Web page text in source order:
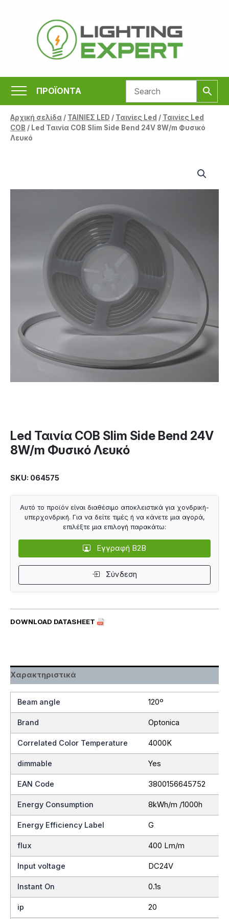
περιεχόμενο
ΠΡΟΪΟΝΤΑ
Αρχική σελίδα/ ΤΑΙΝΙΕΣ LED / Ταινίες Led / Ταινίες Led
COB / Led Ταινία COB Slim Side Bend 24V 8W/m Φυσικό
Λευκό
Led Ταινία COB Slim Side Bend 24V
8W/m Φυσικό Λευκό
SKU: 064575
DOWNLOAD DATASHEET
Αυτό το προϊόν είναι διαθέσιμο αποκλειστικά για χονδρική-
υπερχονδρική. Για να δείτε τιμές ή να κάνετε μια αγορά,
επιλέξτε μια επιλογή παρακάτω:
Εγγραφή B2B
Σύνδεση
Χαρακτηριστικά
Beam angle 120º
Brand Optonica
Correlated Color Temperature 4000K
dimmable Yes
EAN Code 3800156645752
Energy Consumption 8kWh/m /1000h
Energy Efficiency Label G
flux 400 Lm/m
Input voltage DC24V
Instant On 0.1s
ip 20